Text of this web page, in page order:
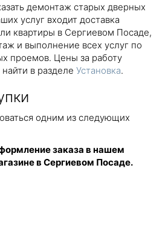
демонтаж старых дверных
услуг входит доставка
квартиры в Сергиевом Посаде,
и выполнение всех услуг по
проемов. Цены за работу
в разделе Установка.
одним из следующих
заказа в нашем
в Сергиевом Посаде.